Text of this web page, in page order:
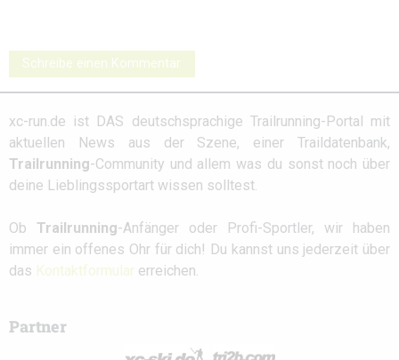
Schreibe einen Kommentar
xc-run.de ist DAS deutschsprachige Trailrunning-Portal mit
aktuellen News aus der Szene, einer Traildatenbank,
Trailrunning-Community und allem was du sonst noch über
deine Lieblingssportart wissen solltest.
Ob Trailrunning-Anfänger oder Profi-Sportler, wir haben
immer ein offenes Ohr für dich! Du kannst uns jederzeit über
das Kontaktformular erreichen.
Partner